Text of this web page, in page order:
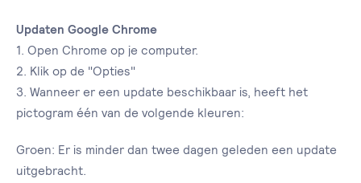
Updaten Google Chrome
1. Open Chrome op je computer.
2. Klik op de "Opties"
3. Wanneer er een update beschikbaar is, heeft het
pictogram één van de volgende kleuren:
Groen: Er is minder dan twee dagen geleden een update
uitgebracht.